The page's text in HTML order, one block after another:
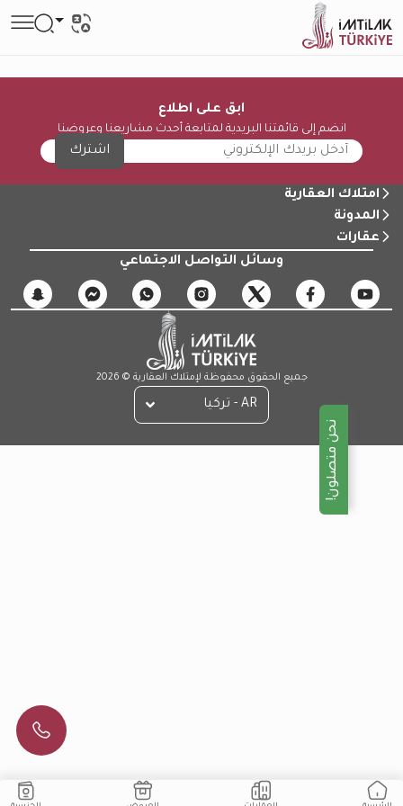
ابق على اطلاع
انضم إلى قائمتنا البريدية لمتابعة أحدث مشاريعنا وعروضنا
اشترك
امتلاك العقارية
المدونة
عقارات
وسائل التواصل الاجتماعي
جميع الحقوق محفوظة لإمتلاك العقارية © 2026
AR - تركيا
نحن متصلون!